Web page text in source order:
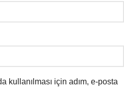
kullanılması için adım, e-posta